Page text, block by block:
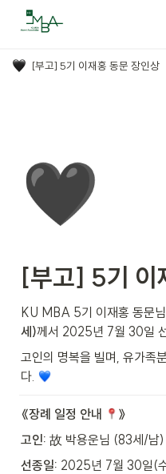
[부고] 5기 이재홍 동문 장인상
🖤
[부고] 5기 이
KU MBA 5기 이재홍 동문
세)께서 2025년 7월 30일
고인의 명복을 빌며, 유가족
다.
《장례 일정 안내
》
고인: 故 박용운님 (83세/남)
선종일: 2025년 7월 30일(